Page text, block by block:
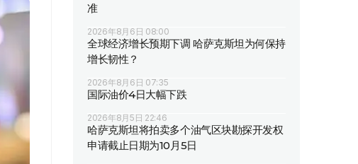
准
2026年8月6日 08:00
全球经济增长预期下调 哈萨克斯坦为何保持
增长韧性？
2026年8月6日 07:35
国际油价4日大幅下跌
2026年8月5日 22:46
哈萨克斯坦将拍卖多个油气区块勘探开发权
申请截止日期为10月5日